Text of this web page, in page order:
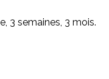
3 semaines, 3 mois.